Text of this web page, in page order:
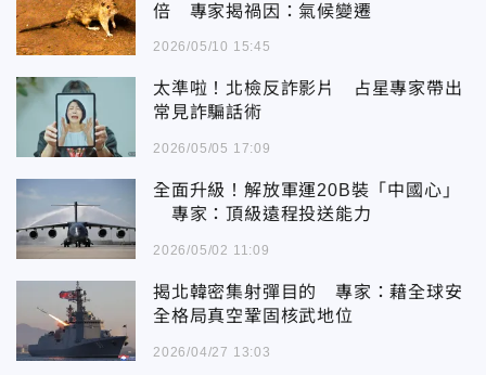
倍 專家揭禍因：氣候變遷
2026/05/10 15:45
太準啦！北檢反詐影片 占星專家帶出
常見詐騙話術
2026/05/05 17:09
全面升級！解放軍運20B裝「中國心」
專家：頂級遠程投送能力
2026/05/02 11:09
揭北韓密集射彈目的 專家：藉全球安
全格局真空鞏固核武地位
2026/04/27 13:03